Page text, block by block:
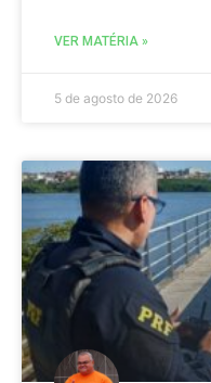
VER MATÉRIA »
5 de agosto de 2026